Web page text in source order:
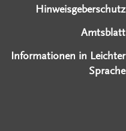
Hinweisgeberschutz
Amtsblatt
Informationen in Leichter
Sprache